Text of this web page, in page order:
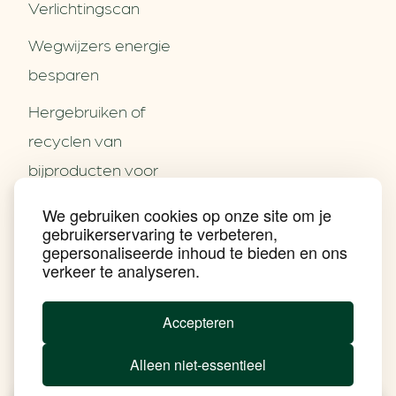
We gebruiken cookies op onze site om je
gebruikerservaring te verbeteren,
gepersonaliseerde inhoud te bieden en ons
verkeer te analyseren.
Accepteren
Alleen niet-essentieel
Partners
Contact
Nieuws
Praktijkverhalen
Events
Nieuwsbrief
Achtergrond klimaatverandering
Beprijzing van CO2
Verduurzamen bedrijventerrein
perspectief interessant kunnen zijn om hier
specifiek onderzoek naar te laten doen.
Verlichtingscan
Wegwijzers energie
besparen
Hergebruiken of
recyclen van
bijproducten voor
Energie besparen op
uw PC